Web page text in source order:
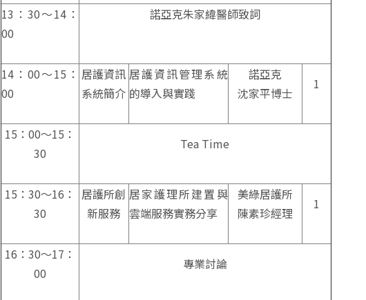
13：30〜14：
00
諾亞克朱家緯醫師致詞
14：00〜15：
00
居護資訊
系統簡介
居護資訊管理系統
的導入與實踐
諾亞克
沈家平博士
1
15：00〜15：
30
Tea Time
15：30〜16：
30
居護所創
新服務
居家護理所建置與
雲端服務實務分享
美綠居護所
陳素珍經理
1
16：30〜17：
00
專業討論